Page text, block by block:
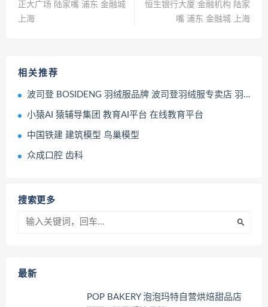
正大广场 陆家嘴 浦东 金融城
上海
恒生银行大厦 金融机构 陆家
嘴 浦东 金融城 上海
相关推荐
波司登 BOSIDENG 羽绒服品牌 波司登羽绒服专卖店 羽绒服零售店
小猿AI 猿辅导集团 教育AI平台 在线教育平台
中国铁建 建筑模型 鸟巢模型
众成口腔 齿科
搜索更多
最新
POP BAKERY 泡泡玛特自营烘焙甜品店